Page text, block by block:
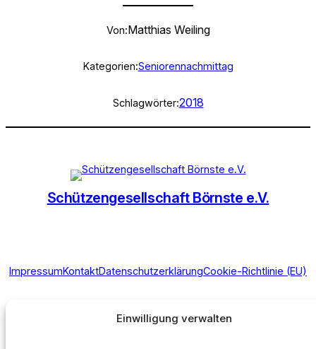
Einwilligung verwalten
Von:Matthias Weiling
Kategorien:Seniorennachmittag
Schlagwörter:2018
Schützengesellschaft Börnste e.V.
ImpressumKontaktDatenschutzerklärungCookie-Richtlinie (EU)
Instagram